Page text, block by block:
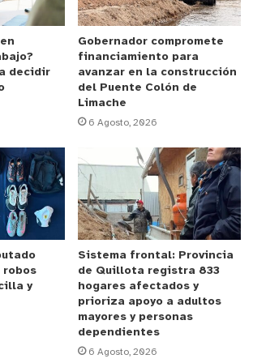
que las mujeres y
puedan transitar de manera
focos de violencia y delincuencia,
integral,que viene de la
multidisciplinario, para no
aislada . Antes se intervenían
sin considerar otras
juntamos todas las visiones para
pública integral”,agrególa jefa
pero de noche es peligroso”, “es
a dios amíno me han asaltado,
muchos asaltos”, relatan vecinos y
mayores, que diariamente
paso bajo nivel Condell.
decidir
Gobernador compromete
financiamiento para
avanzar en la construcción
del Puente Colón de
Limache
6 Agosto, 2026
robos
y
Sistema frontal: Provincia
de Quillota registra 833
hogares afectados y
prioriza apoyo a adultos
mayores y personas
dependientes
6 Agosto, 2026